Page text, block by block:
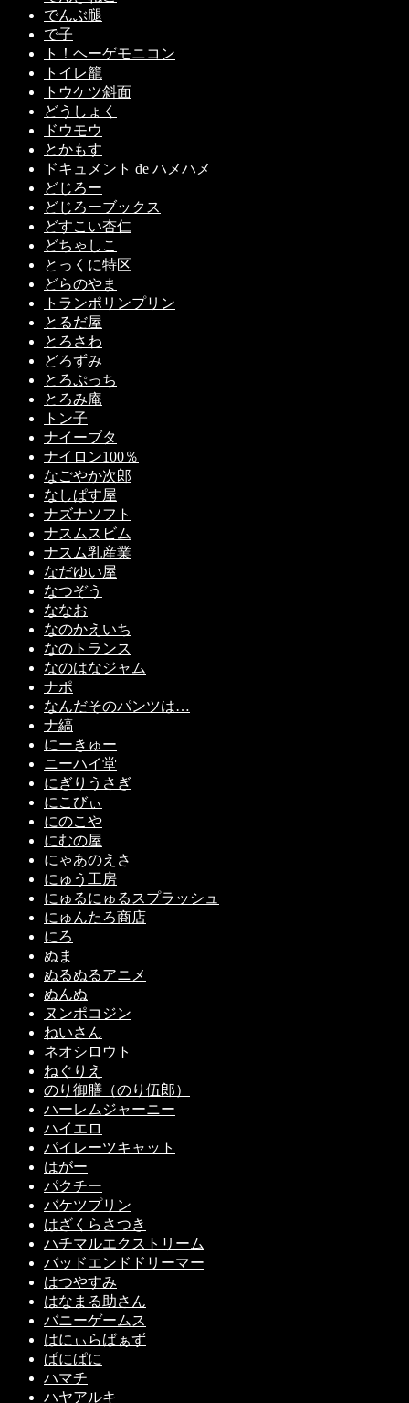
でんぶ腿
で子
ト！ヘーゲモニコン
トイレ籠
トウケツ斜面
どうしょく
ドウモウ
とかもす
ドキュメント de ハメハメ
どじろー
どじろーブックス
どすこい杏仁
どちゃしこ
とっくに特区
どらのやま
トランポリンプリン
とるだ屋
とろさわ
どろずみ
とろぷっち
とろみ庵
トン子
ナイーブタ
ナイロン100％
なごやか次郎
なしぱす屋
ナズナソフト
ナスムスビム
ナスム乳産業
なだゆい屋
なつぞう
ななお
なのかえいち
なのトランス
なのはなジャム
ナポ
なんだそのパンツは…
ナ縞
にーきゅー
ニーハイ堂
にぎりうさぎ
にこびぃ
にのこや
にむの屋
にゃあのえさ
にゅう工房
にゅるにゅるスプラッシュ
にゅんたろ商店
にろ
ぬま
ぬるぬるアニメ
ぬんぬ
ヌンポコジン
ねいさん
ネオシロウト
ねぐりえ
のり御膳（のり伍郎）
ハーレムジャーニー
ハイエロ
パイレーツキャット
はがー
パクチー
バケツプリン
はざくらさつき
ハチマルエクストリーム
バッドエンドドリーマー
はつやすみ
はなまる助さん
バニーゲームス
はにぃらばぁず
ぱにぱに
ハマチ
ハヤアルキ